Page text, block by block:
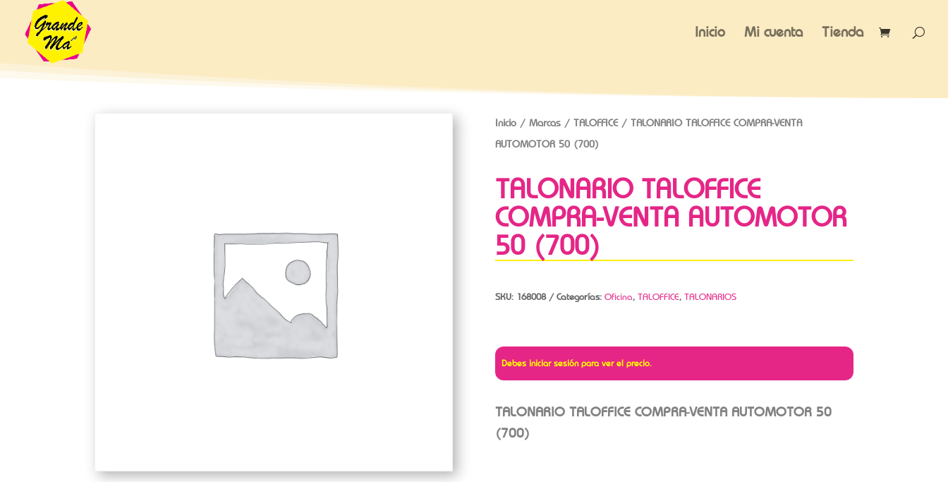
Inicio Mi cuenta Tienda
Inicio/ Marcas/ TALOFFICE/ TALONARIO TALOFFICE COMPRA-VENTA
AUTOMOTOR 50 (700)
TALONARIO TALOFFICE
COMPRA-VENTA AUTOMOTOR
50 (700)
SKU: 168008 Categorías: Oficina, TALOFFICE, TALONARIOS
Debes iniciar sesión para ver el precio.
TALONARIO TALOFFICE COMPRA-VENTA AUTOMOTOR 50
(700)